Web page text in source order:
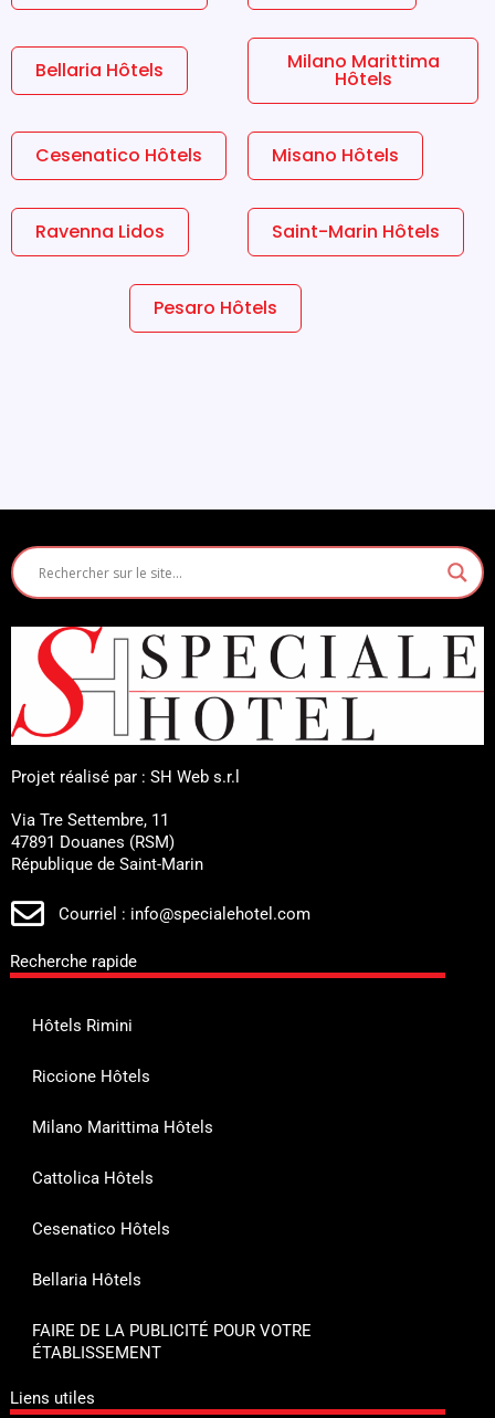
Bellaria Hôtels Milano Marittima
Hôtels
Cesenatico Hôtels Misano Hôtels
Ravenna Lidos Saint-Marin Hôtels
Pesaro Hôtels
Projet réalisé par : SH Web s.r.l
Via Tre Settembre, 11
47891 Douanes (RSM)
République de Saint-Marin
Courriel : info@specialehotel.com
Recherche rapide
Hôtels Rimini
Riccione Hôtels
Milano Marittima Hôtels
Cattolica Hôtels
Cesenatico Hôtels
Bellaria Hôtels
FAIRE DE LA PUBLICITÉ POUR VOTRE
ÉTABLISSEMENT
Liens utiles